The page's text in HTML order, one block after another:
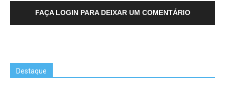
FAÇA LOGIN PARA DEIXAR UM COMENTÁRIO
Destaque